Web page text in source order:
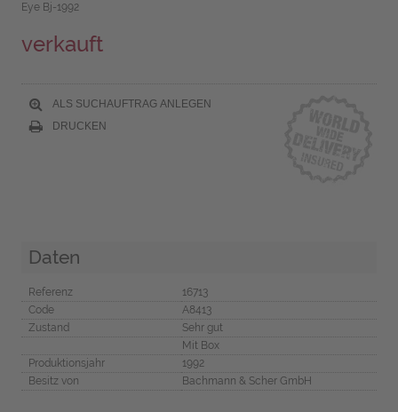
Eye Bj-1992
verkauft
ALS SUCHAUFTRAG ANLEGEN
DRUCKEN
Daten
Referenz
16713
Code
A8413
Zustand
Sehr gut
Mit Box
Produktionsjahr
1992
Besitz von
Bachmann & Scher GmbH